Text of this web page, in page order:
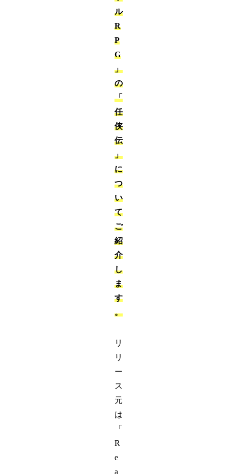
ル
R
P
G
」
の
「
任
侠
伝
」
に
つ
い
て
ご
紹
介
し
ま
す
。
リ
リ
ー
ス
元
は
「
R
e
a